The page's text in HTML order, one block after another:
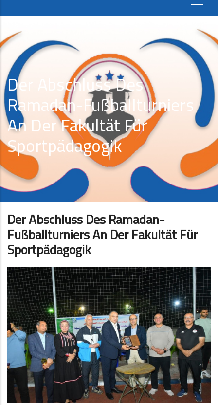
Der Abschluss Des
Ramadan-Fußballturniers
An Der Fakultät Für
Sportpädagogik
Der Abschluss Des Ramadan-
Fußballturniers An Der Fakultät Für
Sportpädagogik